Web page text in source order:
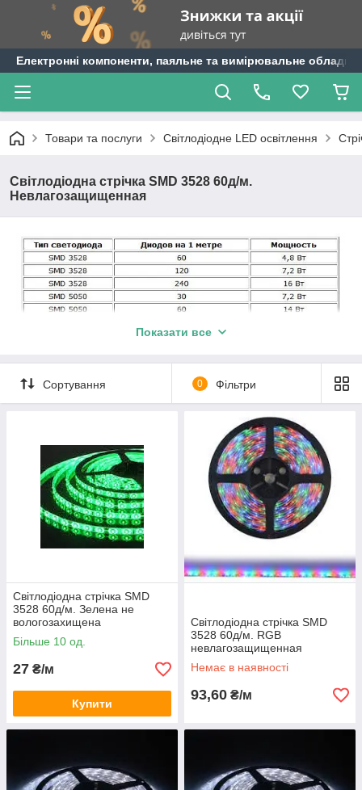
Електронні компоненти, паяльне та вимірювальне
Товари та послуги Світлодіодне LED освітлення
Світлодіодна стрічка SMD 3528 60д/м.
Невлагозащищенная
Показати все
Сортування 0 Фільтри
Світлодіодна стрічка SMD
3528 60д/м. Зелена не
вологозахищена
Більше 10 од.
27 ₴/м
Купити
Світлодіодна стрічка SMD
3528 60д/м. RGB
невлагозащищенная
Немає в наявності
93,60 ₴/м